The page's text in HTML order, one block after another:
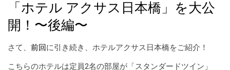
「ホテル アクサス日本橋」を大公
開！〜後編〜
さて、 前回に引き続き、ホテルアクサス日本橋をご紹介！
こちらのホテルは定員2名の部屋が「スタンダードツイン」